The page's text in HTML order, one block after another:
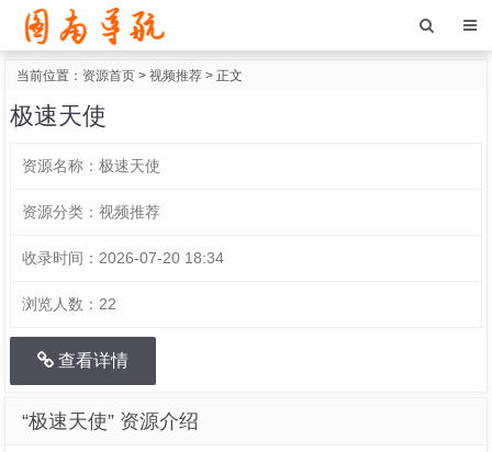
当前位置： 资源首页 > 视频推荐 > 正文
极速天使
资源名称： 极速天使
资源分类： 视频推荐
收录时间： 2026-07-20 18:34
浏览人数： 22
查看详情
“极速天使” 资源介绍